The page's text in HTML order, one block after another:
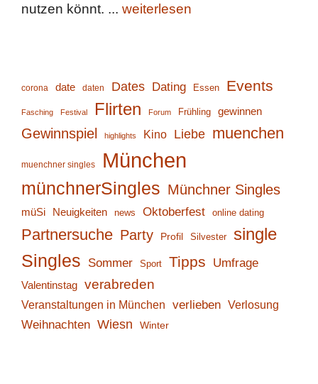
nutzen könnt. ... weiterlesen
corona date daten Dates Dating Essen Events
Fasching Festival Flirten Forum Frühling gewinnen
Gewinnspiel highlights Kino Liebe muenchen
muenchner singles München
münchnerSingles Münchner Singles
müSi Neuigkeiten news Oktoberfest online dating
Partnersuche Party Profil Silvester single
Singles Sommer Sport Tipps Umfrage
Valentinstag verabreden
Veranstaltungen in München verlieben Verlosung
Weihnachten Wiesn Winter